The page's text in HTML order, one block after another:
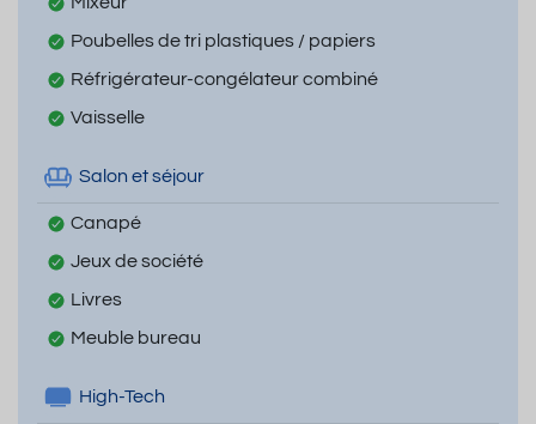
Poubelles de tri plastiques / papiers
Réfrigérateur-congélateur combiné
Vaisselle
Salon et séjour
Canapé
Jeux de société
Livres
Meuble bureau
High-Tech